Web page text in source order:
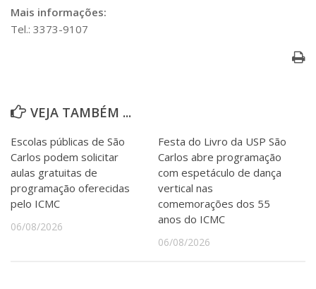
Iniciação Científica
Transferência de Tecnologia
Empresas Juniores
Museus e Espaços Interativos
Bibliotecas
Apoio ao Estudante
Segurança, Trânsito e Prevenção
RH, Administrativo e Financeiro
Outros serviços
Comunicação
Mais informações:
Tel.: 3373-9107
VEJA TAMBÉM ...
Escolas públicas de São
Carlos podem solicitar
aulas gratuitas de
programação oferecidas
pelo ICMC
06/08/2026
Festa do Livro da USP São
Carlos abre programação
com espetáculo de dança
vertical nas
comemorações dos 55
anos do ICMC
06/08/2026